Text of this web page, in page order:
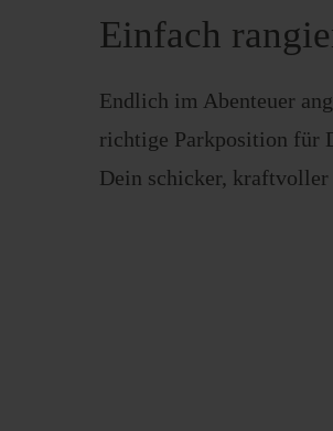
Einfach
Endlich im Abenteuer
richtige Parkposition für
Dein schicker, kraftvoller